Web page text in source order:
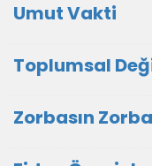
Umut Vakti
Toplumsal
Zorbasın Zorba